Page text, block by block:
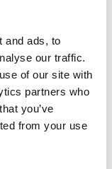
and ads, to
our traffic.
of our site with
partners who
you’ve
from your use
kommit att
efter
på Holmboborg
sedan länge
möjlighet at